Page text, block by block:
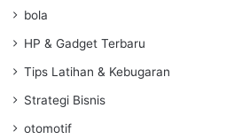
bola
HP & Gadget Terbaru
Tips Latihan & Kebugaran
Strategi Bisnis
otomotif